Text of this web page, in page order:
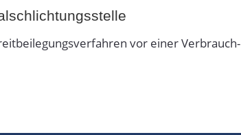
vor einer Ver­brauch­